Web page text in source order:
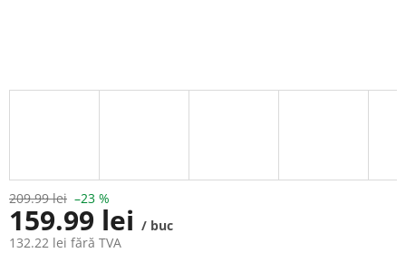
209.99 lei –23 %
159.99 lei / buc
132.22 lei fără TVA